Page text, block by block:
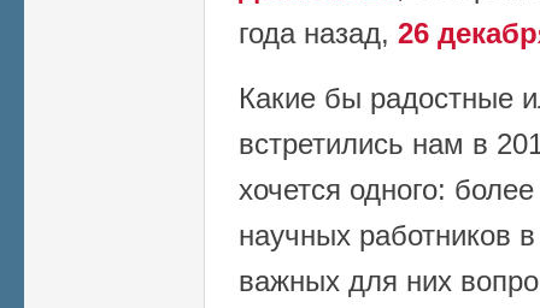
года назад, 26
Какие бы радостные
встретились нам в
хочется одного:
научных работников
важных для них